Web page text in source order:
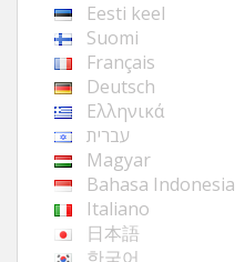
Eesti keel
Suomi
Français
Deutsch
Ελληνικά
עברית
Magyar
Bahasa Indonesia
Italiano
日本語
한국어